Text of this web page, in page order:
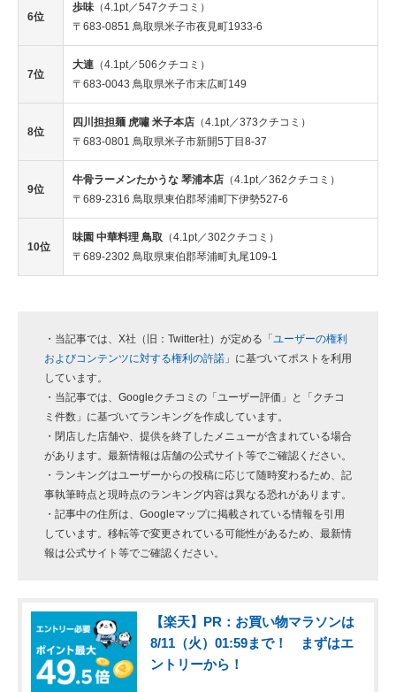
6位
歩味 （4.1pt／547クチコミ）
〒683-0851 鳥取県米子市夜見町1933-6
7位
大連 （4.1pt／506クチコミ）
〒683-0043 鳥取県米子市末広町149
8位
四川担担麺 虎嘯 米子本店 （4.1pt／373クチコミ）
〒683-0801 鳥取県米子市新開5丁目8-37
9位
牛骨ラーメンたかうな 琴浦本店 （4.1pt／362クチコミ）
〒689-2316 鳥取県東伯郡琴浦町下伊勢527-6
10位
味園 中華料理 鳥取 （4.1pt／302クチコミ）
〒689-2302 鳥取県東伯郡琴浦町丸尾109-1
・当記事では、X社（旧：Twitter社）が定める「 ユーザーの権利
およびコンテンツに対する権利の許諾 」に基づいてポストを利用
しています。
・当記事では、Googleクチコミの「ユーザー評価」と「クチコ
ミ件数」に基づいてランキングを作成しています。
・閉店した店舗や、提供を終了したメニューが含まれている場合
があります。最新情報は店舗の公式サイト等でご確認ください。
・ランキングはユーザーからの投稿に応じて随時変わるため、記
事執筆時点と現時点のランキング内容は異なる恐れがあります。
・記事中の住所は、Googleマップに掲載されている情報を引用
しています。移転等で変更されている可能性があるため、最新情
報は公式サイト等でご確認ください。
【楽天】PR：お買い物マラソンは
8/11（火）01:59まで！ まずはエ
ントリーから！